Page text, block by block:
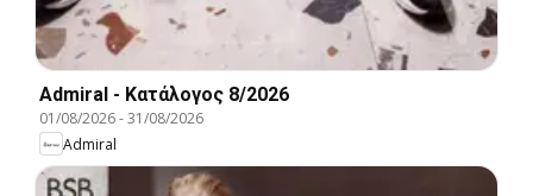
Admiral - Kατάλογος 8/2026
01/08/2026-31/08/2026
Admiral